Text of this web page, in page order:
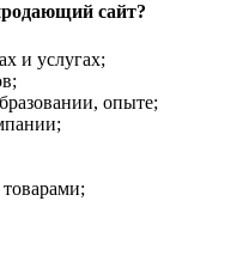
сайт?
и услугах;
опыте;